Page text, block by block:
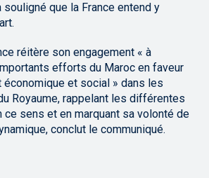
que la France entend y
réitère son engagement « à
efforts du Maroc en faveur
et social » dans les
Royaume, rappelant les différentes
sens et en marquant sa volonté de
conclut le communiqué.